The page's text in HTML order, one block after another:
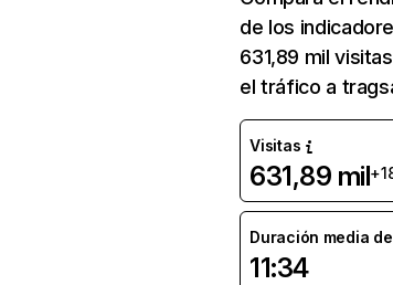
de los
631,89 mil
el tráfico a
Visitas
631,89 mil
Duración media
11:34